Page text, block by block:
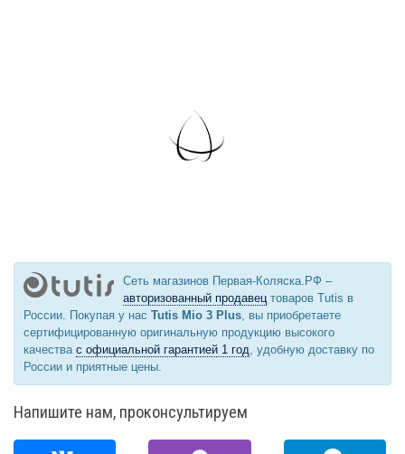
Сеть магазинов Первая-Коляска.РФ –
авторизованный продавецтоваров Tutis в
России. Покупая у нас Tutis Mio 3 Plus, вы приобретаете
сертифицированную оригинальную продукцию высокого
качества с официальной гарантией 1 год, удобную доставку по
России и приятные цены.
Напишите нам, проконсультируем